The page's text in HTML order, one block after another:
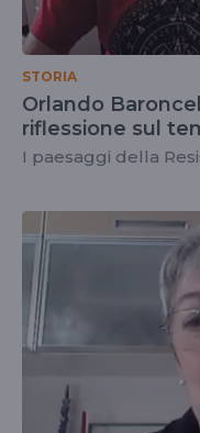
STORIA
Orlando
riflessione sul
I paesaggi della